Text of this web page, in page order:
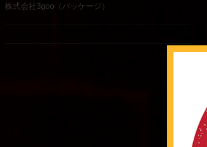
株式会社3goo（パッケージ）